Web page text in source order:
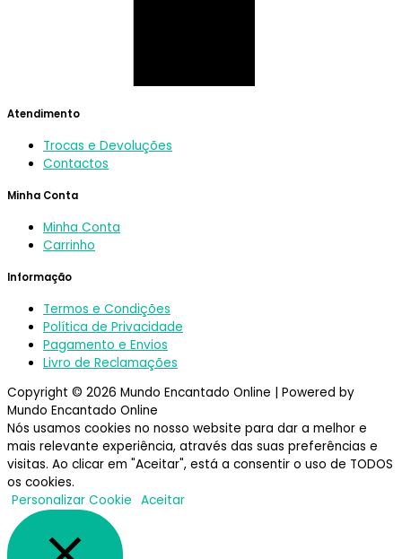
Atendimento
Trocas e Devoluções
Contactos
Minha Conta
Minha Conta
Carrinho
Informação
Termos e Condições
Política de Privacidade
Pagamento e Envios
Livro de Reclamações
Copyright © 2026 Mundo Encantado Online | Powered by
Mundo Encantado Online
Nós usamos cookies no nosso website para dar a melhor e
mais relevante experiência, através das suas preferências e
visitas. Ao clicar em "Aceitar", está a consentir o uso de TODOS
os cookies.
Personalizar Cookie Aceitar